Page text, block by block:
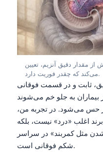
از مقدار دقیق آنزیم، تعیین
می‌کند که چقدر فوریت دارد.
ثابت و در قسمت فوقانی
به جلو خم می‌شوند
حس می‌شود. در تجربه من،
اغلب «درد» نیست، بلکه
مثل کمربند» در سراسر
شکم فوقانی است.